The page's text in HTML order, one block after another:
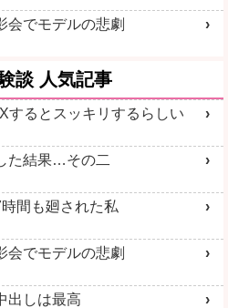
会でモデルの悲劇
談 人気記事
するとスッキリするらしい
た結果…その二
間も廻された私
会でモデルの悲劇
出しは最高